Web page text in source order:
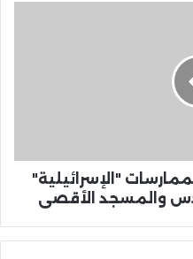
"الإسرائيلية"
والمسجد الأقصى